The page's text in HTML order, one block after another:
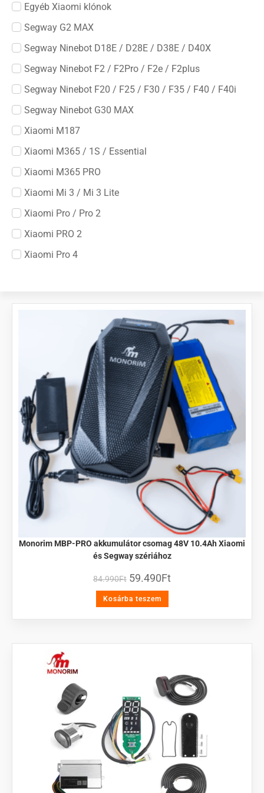
Egyéb Xiaomi klónok
Segway G2 MAX
Segway Ninebot D18E / D28E / D38E / D40X
Segway Ninebot F2 / F2Pro / F2e / F2plus
Segway Ninebot F20 / F25 / F30 / F35 / F40 / F40i
Segway Ninebot G30 MAX
Xiaomi M187
Xiaomi M365 / 1S / Essential
Xiaomi M365 PRO
Xiaomi Mi 3 / Mi 3 Lite
Xiaomi Pro / Pro 2
Xiaomi PRO 2
Xiaomi Pro 4
Monorim MBP-PRO akkumulátor csomag 48V 10.4Ah Xiaomi
és Segway szériához
84.990Ft 59.490Ft
Kosárba teszem